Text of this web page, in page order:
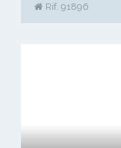
Rif. 91896